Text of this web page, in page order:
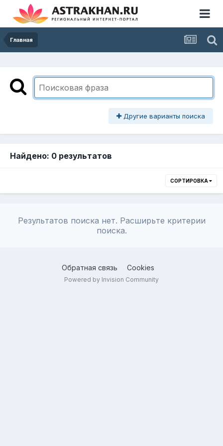
Главная
Другие варианты поиска
Найдено: 0 результатов
СОРТИРОВКА
Результатов поиска нет. Расширьте критерии
поиска.
Обратная связь Cookies
Powered by Invision Community